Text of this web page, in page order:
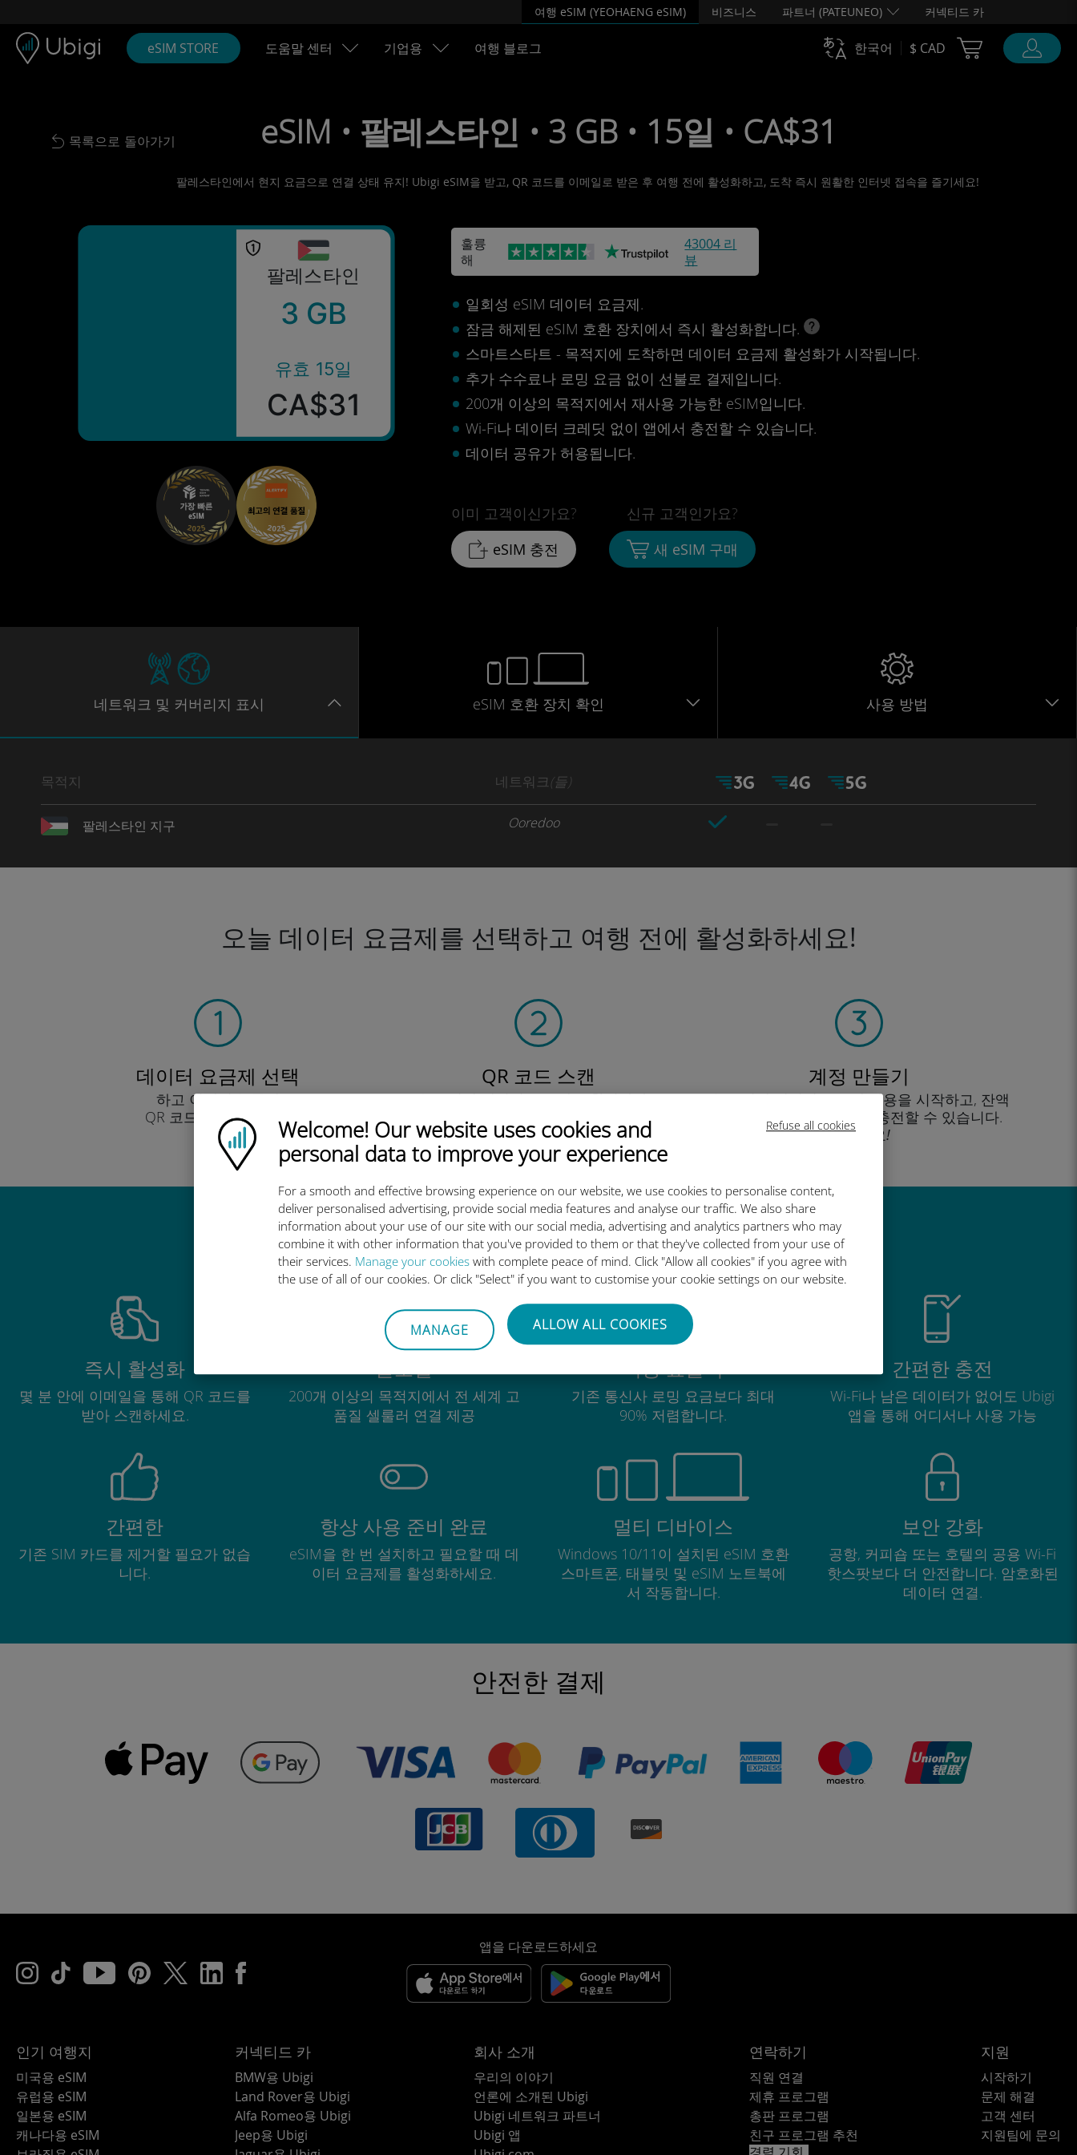
Refuse all cookies
Ubigi logo
Welcome! Our website uses cookies and
personal data to improve your experience
For a smooth and effective browsing experience on our website, we use cookies to personalise content,
deliver personalised advertising, provide social media features and analyse our traffic. We also share
information about your use of our site with our social media, advertising and analytics partners who may
combine it with other information that you've provided to them or that they've collected from your use of
their services. Manage your cookies with complete peace of mind. Click "Allow all cookies" if you agree with
the use of all of our cookies. Or click "Select" if you want to customise your cookie settings on our website.
MANAGE ALLOW ALL COOKIES
여행 eSIM (YEOHAENG eSIM) 비즈니스 파트너 (PATEUNEO) 커넥티드 카
eSIM STORE 도움말 센터 기업용 여행 블로그 한국어 $ CAD Cart Ubigi
Back to list
목록으로 돌아가기 eSIM • 팔레스타인 • 3 GB • 15일 • CA$31
팔레스타인에서 현지 요금으로 연결 상태 유지! Ubigi eSIM을 받고, QR 코드를 이메일로 받은 후 여행 전에 활성화하고, 도착 즉시 원활한 인터넷 접속을 즐기세요!
팔레스타인
3 GB
유효 15일
CA$31
훌륭
해
43004 리
뷰
일회성 eSIM 데이터 요금제.
잠금 해제된 eSIM 호환 장치에서 즉시 활성화합니다.
스마트스타트 - 목적지에 도착하면 데이터 요금제 활성화가 시작됩니다.
추가 수수료나 로밍 요금 없이 선불로 결제입니다.
200개 이상의 목적지에서 재사용 가능한 eSIM입니다.
Wi-Fi나 데이터 크레딧 없이 앱에서 충전할 수 있습니다.
데이터 공유가 허용됩니다.
이미 고객이신가요?
eSIM 충전
신규 고객인가요?
새 eSIM 구매
네트워크 및 커버리지 표시 eSIM 호환 장치 확인 사용 방법
목적지 네트워크(들)
팔레스타인 지구 Ooredoo
오늘 데이터 요금제를 선택하고 여행 전에 활성화하세요!
데이터 요금제 선택
하고 이메일을 통해
QR 코드로 받아보세요.
빨리!
QR 코드 스캔
을 클릭해 데이터 요금제를 활성화하고
유비기 eSIM을 설치하세요. 간단합니다!
계정 만들기
을 클릭해 데이터 요금제 사용을 시작하고, 잔액
을 확인하고 이동 중에도 충전할 수 있습니다.
즐기세요!
유비기 국제 eSIM이 우수한 이유
즉시 활성화
몇 분 안에 이메일을 통해 QR 코드를
받아 스캔하세요.
글로벌
200개 이상의 목적지에서 전 세계 고
품질 셀룰러 연결 제공
비용 효율적
기존 통신사 로밍 요금보다 최대
90% 저렴합니다.
간편한 충전
Wi-Fi나 남은 데이터가 없어도 Ubigi
앱을 통해 어디서나 사용 가능
간편한
기존 SIM 카드를 제거할 필요가 없습
니다.
항상 사용 준비 완료
eSIM을 한 번 설치하고 필요할 때 데
이터 요금제를 활성화하세요.
멀티 디바이스
Windows 10/11이 설치된 eSIM 호환
스마트폰, 태블릿 및 eSIM 노트북에
서 작동합니다.
보안 강화
공항, 커피숍 또는 호텔의 공용 Wi-Fi
핫스팟보다 더 안전합니다. 암호화된
데이터 연결.
안전한 결제
앱을 다운로드하세요
인기 여행지
미국용 eSIM
유럽용 eSIM
일본용 eSIM
캐나다용 eSIM
커넥티드 카
BMW용 Ubigi
Land Rover용 Ubigi
Alfa Romeo용 Ubigi
Jeep용 Ubigi
회사 소개
우리의 이야기
언론에 소개된 Ubigi
Ubigi 네트워크 파트너
Ubigi 앱
연락하기
직원 연결
제휴 프로그램
총판 프로그램
친구 프로그램 추천
지원
시작하기
문제 해결
고객 센터
지원팀에 문의